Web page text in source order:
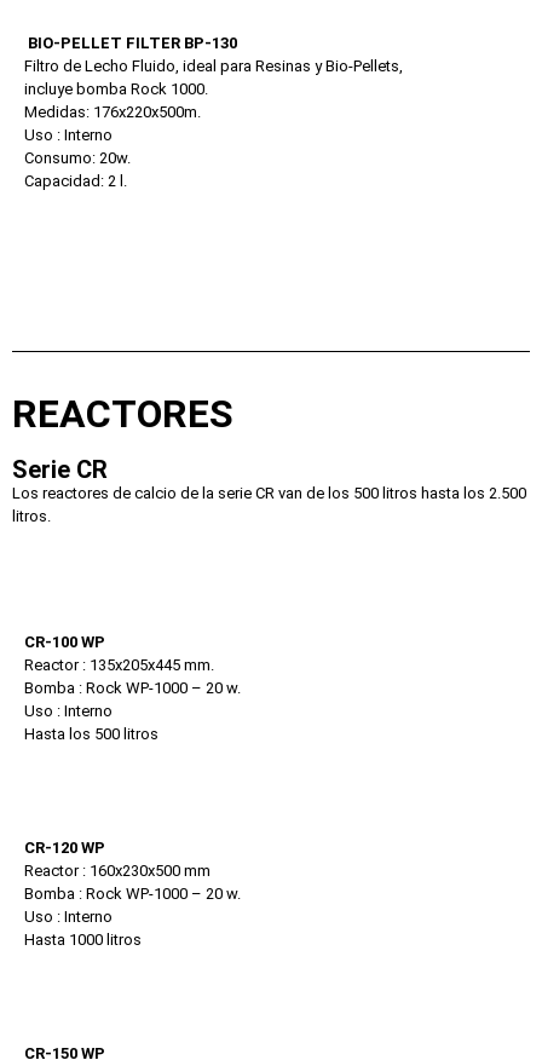
BIO-PELLET FILTER BP-130
Filtro de Lecho Fluido, ideal para Resinas y Bio-Pellets,
incluye bomba Rock 1000.
Medidas: 176x220x500m.
Uso : Interno
Consumo: 20w.
Capacidad: 2 l.
REACTORES
Serie CR
Los reactores de calcio de la serie CR van de los 500 litros hasta los 2.500
litros.
CR-100 WP
Reactor : 135x205x445 mm.
Bomba : Rock WP-1000 – 20 w.
Uso : Interno
Hasta los 500 litros
CR-120 WP
Reactor : 160x230x500 mm
Bomba : Rock WP-1000 – 20 w.
Uso : Interno
Hasta 1000 litros
CR-150 WP